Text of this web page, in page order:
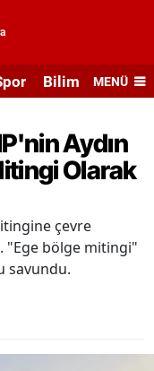
Bilim veMENÜ
Aydın
Olarak
çevre
"Ege bölge mitingi"
savundu.